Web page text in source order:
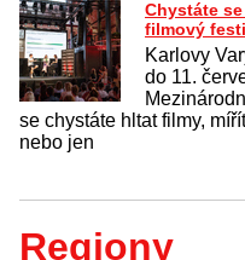
Chystáte
filmový
Karlovy
do 11.
se chystáte hltat filmy,
nebo jen
Regiony